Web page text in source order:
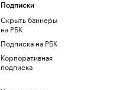
Подписки
Скрыть баннеры
на РБК
Подписка на РБК
Корпоративная
подписка